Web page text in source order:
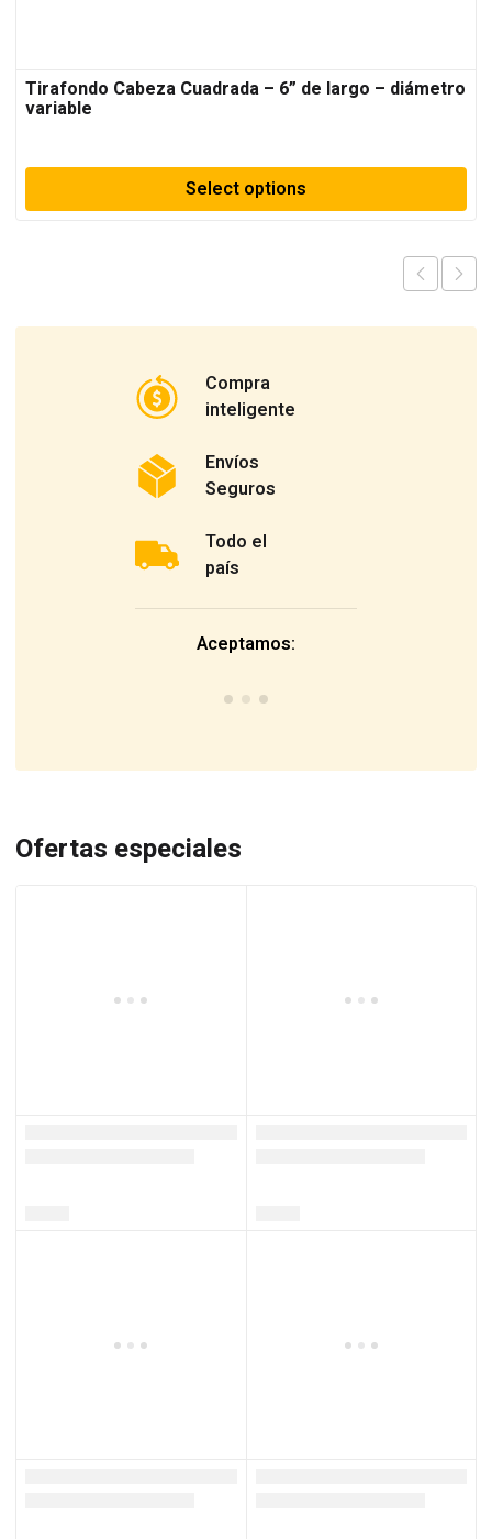
Tirafondo Cabeza Cuadrada – 6” de largo – diámetro
variable
Select options
Compra
inteligente
Envíos
Seguros
Todo el
país
Aceptamos:
Ofertas especiales